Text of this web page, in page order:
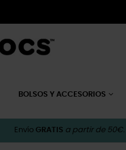
BOLSOS Y ACCESORIOS
Envío GRATIS a partir de 50€.